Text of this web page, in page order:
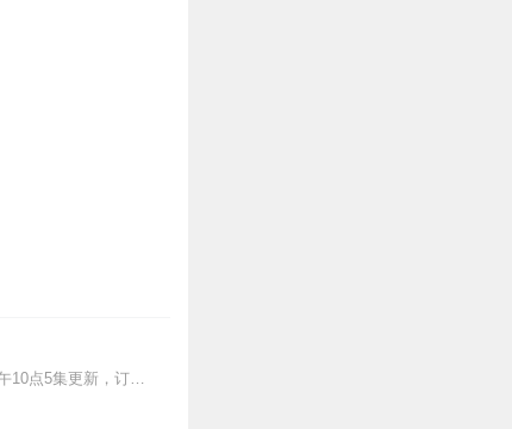
>>更多好听不套路的燃情有声剧，尽在燃番啦剧场↓年度重磅推荐本专辑为VIP免费专辑每天上午10点5集更新，订阅可以听到最新内容哦！每周抽一个专辑五星优质评论送...